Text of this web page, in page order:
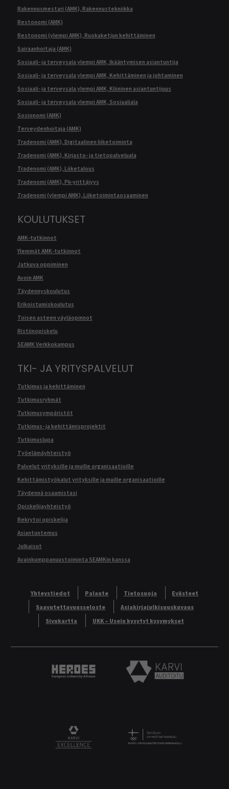
Rakennusmestari (AMK), Rakennustekniikka
Restonomi (AMK)
Restonomi (ylempi AMK), Ruokaketjun kehittäminen
Sairaanhoitaja (AMK)
Sosiaali- ja terveysala ylempi AMK, Ikääntymisen asiantuntija
Sosiaali- ja terveysala ylempi AMK, Kehittäminen ja johtaminen
Sosiaali- ja terveysala ylempi AMK, Kliininen asiantuntijuus
Sosiaali- ja terveysala ylempi AMK, Sosiaaliala
Sosionomi (AMK)
Terveydenhoitaja (AMK)
Tradenomi (AMK), Digitaalinen liiketoiminta
Tradenomi (AMK), Kirjasto- ja tietopalveluala
Tradenomi (AMK), Liiketalous
Tradenomi (AMK), Pk-yrittäjyys
Tradenomi (ylempi AMK), Liiketoimintaosaaminen
KOULUTUKSET
AMK-tutkinnot
Ylemmät AMK-tutkinnot
Jatkuva oppiminen
Avoin AMK
Täydennyskoulutus
Erikoistumiskoulutus
Toisen asteen väyläopinnot
Ristiinopiskelu
SEAMK Verkkokampus
TKI- JA YRITYSPALVELUT
Tutkimus ja kehittäminen
Tutkimusryhmät
Tutkimusympäristöt
Tutkimus- ja kehittämisprojektit
Tutkimuslupa
Työelämäyhteistyö
Palvelut yrityksille ja muille organisaatioille
Kehittämistyökalut yrityksille ja muille organisaatioille
Täydennä osaamistasi
Opiskelijayhteistyö
Rekrytoi opiskelija
Asiantuntemus
Julkaisut
Avainkumppanuustoiminta SEAMKin kanssa
Yhteystiedot Palaute Tietosuoja
Evästeet
Saavutettavuusseloste
Asiakirjajulkisuuskuvaus
Sivukartta
UKK – Usein kysytyt kysymykset
Heroes European University Alliance logo
Karvi Auditoitu logo
KARVI Excellence logo.Logo